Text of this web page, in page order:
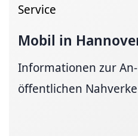
Service
Mobil in
Informationen zur
öffent­li­chen